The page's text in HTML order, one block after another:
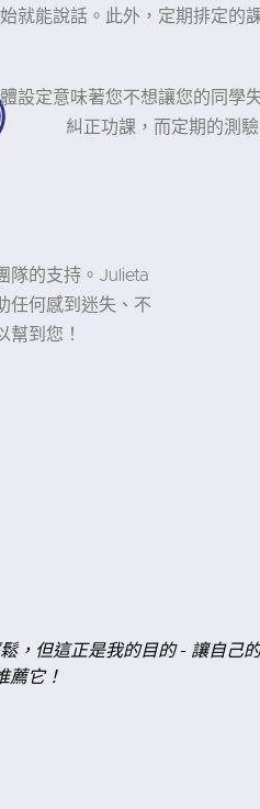
就能說話。此外，定期排定的
設定意味著您不想讓您的同學
糾正功課，而定期的測
隊的支持。Julieta
任何感到迷失、不
幫到您！
自己的語言更流利！相信我，